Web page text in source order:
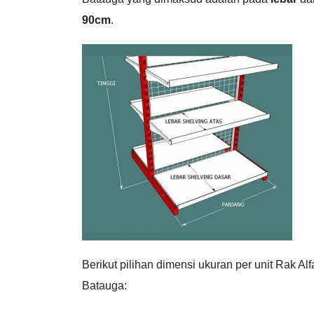
90cm.
Berikut pilihan dimensi ukuran per unit Rak
Batauga: